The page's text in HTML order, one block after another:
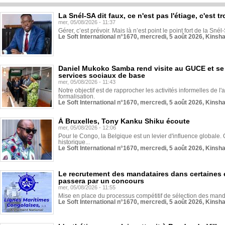
La Snél-SA dit faux, ce n'est pas l'étiage, c'est
mer, 05/08/2026 - 11:37
Gérer, c’est prévoir. Mais là n’est point le point fort de la
Le Soft International n°1670, mercredi, 5 août 2026,
Daniel Mukoko Samba rend visite au GUCE et
services sociaux de base
mer, 05/08/2026 - 11:43
Notre objectif est de rapprocher les activités informelles de
formalisation.
Le Soft International n°1670, mercredi, 5 août 2026,
À Bruxelles, Tony Kanku Shiku écoute
mer, 05/08/2026 - 12:06
Pour le Congo, la Belgique est un levier d'influence globale.
historique...
Le Soft International n°1670, mercredi, 5 août 2026,
Le recrutement des mandataires dans
passera par un concours
mer, 05/08/2026 - 11:55
Mise en place du processus compétitif de sélection des
Le Soft International n°1670, mercredi, 5 août 2026,